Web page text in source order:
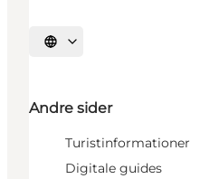
Vælg sprog
Andre sider
Turistinformationer
Digitale guides